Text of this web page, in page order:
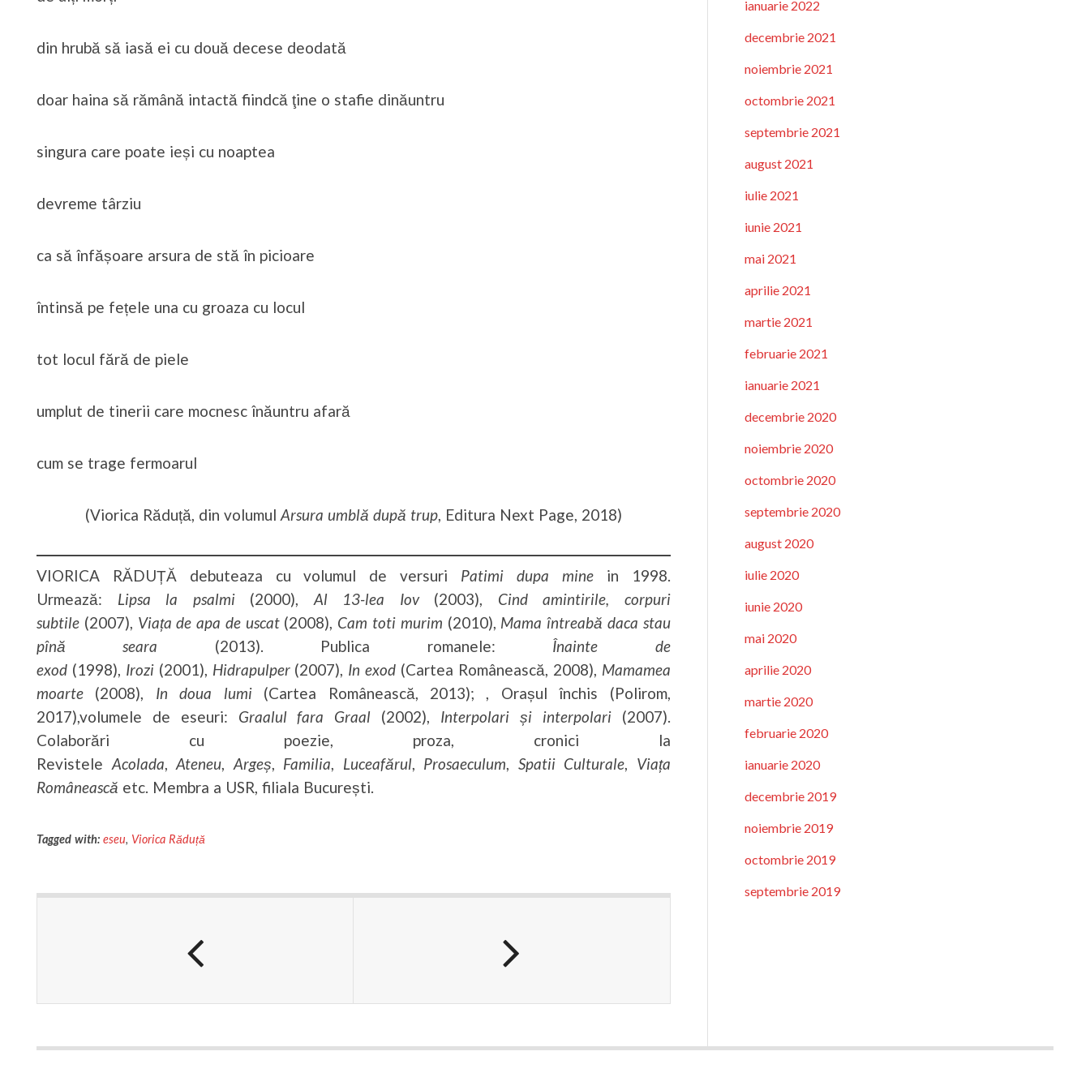
din hrubă să iasă ei cu două decese deodată
doar haina să rămână intactă fiindcă ţine o stafie dinăuntru
singura care poate ieși cu noaptea
devreme târziu
ca să înfășoare arsura de stă în picioare
întinsă pe fețele una cu groaza cu locul
tot locul fără de piele
umplut de tinerii care mocnesc înăuntru afară
cum se trage fermoarul
(Viorica Răduță, din volumul Arsura umblă după trup, Editura Next Page, 2018)
VIORICA RĂDUȚĂ debuteaza cu volumul de versuri Patimi dupa minein 1998.
Urmează: Lipsa la psalmi(2000), Al 13-lea Iov(2003), Cind amintirile, corpuri
subtile (2007), Viața de apa de uscat(2008), Cam toti murim (2010), Mama întreabă daca stau
pînă seara (2013). Publica romanele: Înainte de
exod (1998), Irozi(2001), Hidrapulper(2007), In exod (Cartea Românească, 2008), Mamamea
moarte (2008), In doua lumi(Cartea Românească, 2013); , Orașul închis (Polirom,
2017),volumele de eseuri: Graalul fara Graal (2002), Interpolari și interpolari(2007).
Colaborări cu poezie, proza, cronici la
Revistele Acolada,Ateneu, Argeș, Familia, Luceafărul, Prosaeculum, Spatii Culturale, Viața
Românească etc. Membra a USR, filiala București.
Tagged with: eseu, Viorica Răduță
ianuarie 2022
decembrie 2021
noiembrie 2021
octombrie 2021
septembrie 2021
august 2021
iulie 2021
iunie 2021
mai 2021
aprilie 2021
martie 2021
februarie 2021
ianuarie 2021
decembrie 2020
noiembrie 2020
octombrie 2020
septembrie 2020
august 2020
iulie 2020
iunie 2020
mai 2020
aprilie 2020
martie 2020
februarie 2020
ianuarie 2020
decembrie 2019
noiembrie 2019
octombrie 2019
septembrie 2019